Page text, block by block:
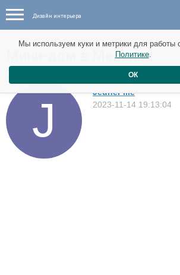
Дизайн интерьера
Мини-дом в Мексике
JeuneFille
2023-11-14 19:13:04
Мы используем куки и метрики для работы
Политике.
ОК